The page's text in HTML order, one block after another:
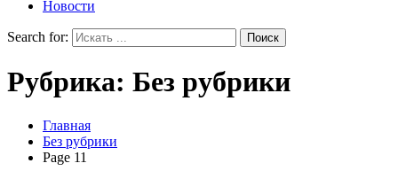
Новости
Search for:
Рубрика: Без рубрики
Главная
Без рубрики
Page 11